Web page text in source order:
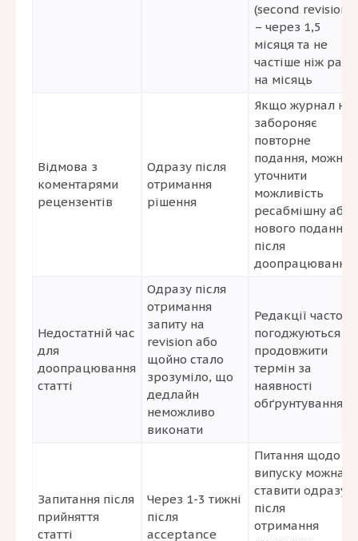
(second revision)
– через 1,5
місяця та не
частіше ніж раз
на місяць
Відмова з
коментарями
рецензентів
Одразу після
отримання
рішення
Якщо журнал не
забороняє
повторне
подання, можна
уточнити
можливість
ресабмішну або
нового подання
після
доопрацювання
Недостатній час
для
доопрацювання
статті
Одразу після
отримання
запиту на
revision або
щойно стало
зрозуміло, що
дедлайн
неможливо
виконати
Редакції часто
погоджуються
продовжити
термін за
наявності
обґрунтування
Запитання після
прийняття
статті
Через 1-3 тижні
після
acceptance
Питання щодо
випуску можна
ставити одразу
після
отримання